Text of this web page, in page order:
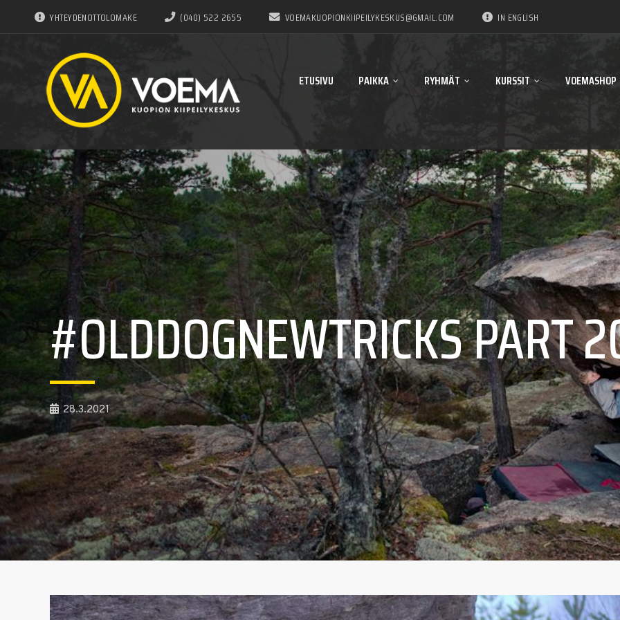
YHTEYDENOTTOLOMAKE (040) 522 2655 VOEMAKUOPIONKIIPEILYKESKUS@GMAIL.COM IN ENGLISH
ETUSIVU PAIKKA RYHMÄT KURSSIT VOEMASHOP
#OLDDOGNEWTRICKS PART
28.3.2021